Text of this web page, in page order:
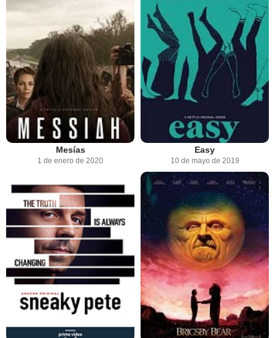
Mesías
1 de enero de 2020
Easy
10 de mayo de 2019